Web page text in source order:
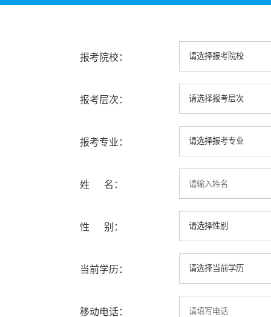
报考院校：
报考层次：
报考专业：
姓 名：
性 别：
当前学历：
移动电话：